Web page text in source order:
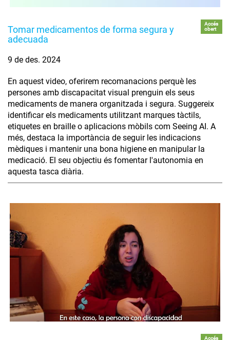
Tomar medicamentos de forma segura y
adecuada
Accés
obert
9 de des. 2024
En aquest video, oferirem recomanacions perquè les
persones amb discapacitat visual prenguin els seus
medicaments de manera organitzada i segura. Suggereix
identificar els medicaments utilitzant marques tàctils,
etiquetes en braille o aplicacions mòbils com Seeing AI. A
més, destaca la importància de seguir les indicacions
mèdiques i mantenir una bona higiene en manipular la
medicació. El seu objectiu és fomentar l'autonomia en
aquesta tasca diària.
Accés